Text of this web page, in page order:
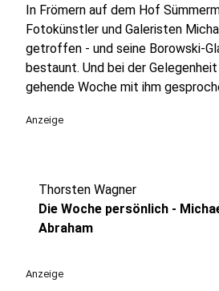
In Frömern auf dem Hof
Fotokünstler und Galeristen
getroffen - und seine Borowski-
bestaunt. Und bei der
gehende Woche mit ihm
Anzeige
Thorsten Wagner
Die Woche persönlich -
Abraham
Anzeige